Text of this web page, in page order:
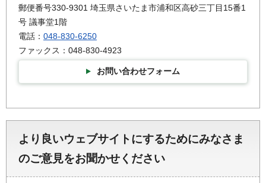
郵便番号330-9301 埼玉県さいたま市浦和区高砂三丁目15番1
号 議事堂1階
電話： 048-830-6250
ファックス：048-830-4923
お問い合わせフォーム
より良いウェブサイトにするためにみなさま
のご意見をお聞かせください